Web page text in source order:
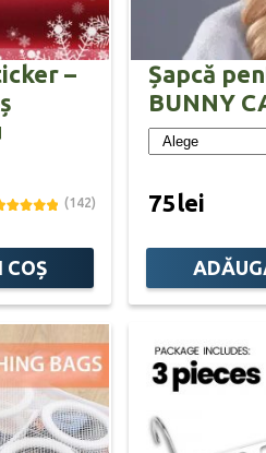
–
(142)
COȘ
Șapcă
BUNNY
75lei